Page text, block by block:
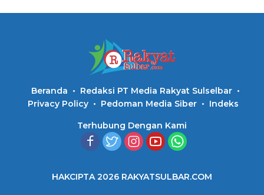
Beranda
Redaksi PT Media Rakyat Sulselbar
Privacy Policy
Pedoman Media Siber Indeks
Terhubung Dengan Kami
HAKCIPTA 2026 RAKYATSULBAR.COM